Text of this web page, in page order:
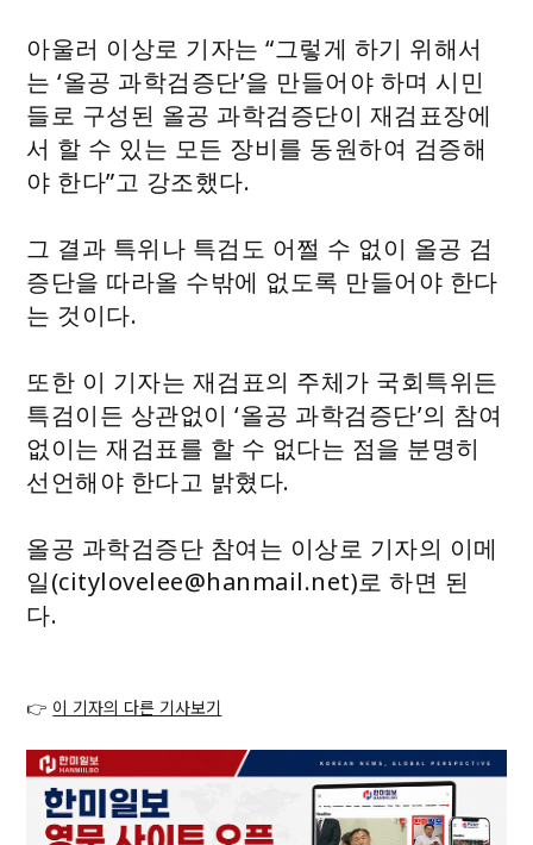
아울러 이상로 기자는 “그렇게 하기 위해서
는 ‘올공 과학검증단’을 만들어야 하며 시민
들로 구성된 올공 과학검증단이 재검표장에
서 할 수 있는 모든 장비를 동원하여 검증해
야 한다”고 강조했다.
그 결과 특위나 특검도 어쩔 수 없이 올공 검
증단을 따라올 수밖에 없도록 만들어야 한다
는 것이다.
또한 이 기자는 재검표의 주체가 국회특위든
특검이든 상관없이 ‘올공 과학검증단’의 참여
없이는 재검표를 할 수 없다는 점을 분명히
선언해야 한다고 밝혔다.
올공 과학검증단 참여는 이상로 기자의 이메
일(citylovelee@hanmail.net)로 하면 된
다.
👉 이 기자의 다른 기사보기